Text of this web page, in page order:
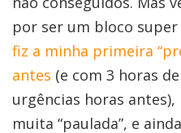
por ser um bloco
fiz a minha primeira
antes (e com 3 horas
urgências horas
muita “paulada”, e